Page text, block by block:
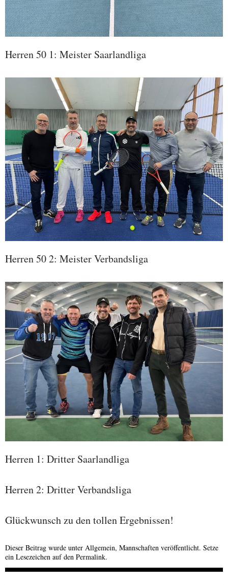
Herren 50 1: Meister Saarlandliga
Herren 50 2: Meister Verbandsliga
Herren 1: Dritter Saarlandliga
Herren 2: Dritter Verbandsliga
Glückwunsch zu den tollen Ergebnissen!
Dieser Beitrag wurde unter Allgemein, Mannschaften veröffentlicht. Setze
ein Lesezeichen auf den Permalink.